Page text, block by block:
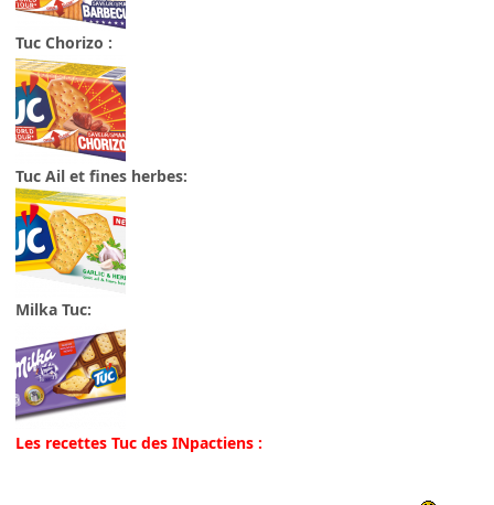
Tuc Chorizo :
Tuc Ail et fines herbes:
Milka Tuc:
Les recettes Tuc des INpactiens :